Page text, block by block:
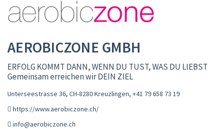
AEROBICZONE GMBH
ERFOLG KOMMT DANN, WENN DU TUST, WAS DU LIEBST
Gemeinsam erreichen wir DEIN ZIEL
Unterseestrasse 36, CH-8280 Kreuzlingen, +41 79 658 73 19
https://www.aerobiczone.ch/
info@aerobiczone.ch